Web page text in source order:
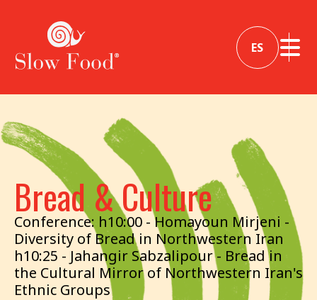
ES
Bread & Culture
Conference: h10:00 - Homayoun Mirjeni -
Diversity of Bread in Northwestern Iran
h10:25 - Jahangir Sabzalipour - Bread in
the Cultural Mirror of Northwestern Iran's
Ethnic Groups